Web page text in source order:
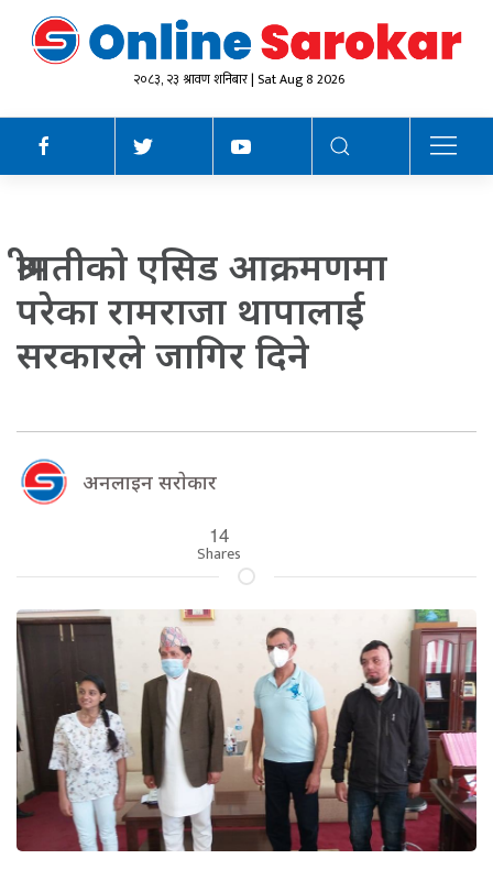
२०८३, २३ श्रावण शनिबार | Sat Aug 8 2026
श्रीमतीको एसिड आक्रमणमा
परेका रामराजा थापालाई
सरकारले जागिर दिने
अनलाइन सराेकार
14
Shares